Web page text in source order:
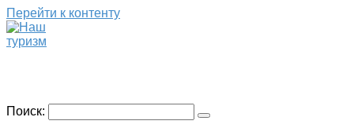
Перейти к контенту
Поиск: